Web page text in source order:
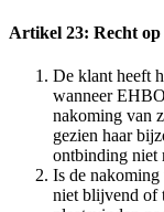
Artikel 23: Recht
De klant heeft
wanneer
nakoming van
gezien haar
ontbinding niet
Is de
niet blijvend of